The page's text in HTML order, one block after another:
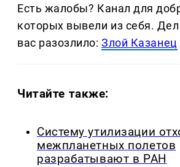
Есть жалобы? Канал для
которых вывели из себя.
вас разозлило:Злой Казанец
Читайте также:
Систему утилизации
межпланетных полетов
разрабатывают в РАН